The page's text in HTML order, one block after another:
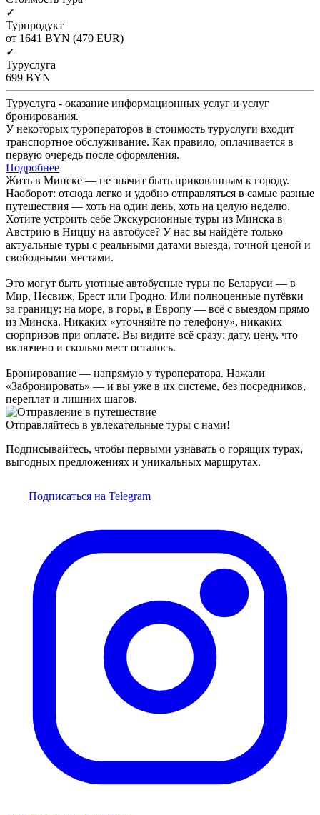
✓
Турпродукт
от 1641 BYN (470 EUR)
✓
Туруслуга
699 BYN
Туруслуга - оказание информационных услуг и услуг
бронирования.
У некоторых туроператоров в стоимость туруслуги входит
транспортное обслуживание. Как правило, оплачивается в
первую очередь после оформления.
Подробнее
Жить в Минске — не значит быть прикованным к городу.
Наоборот: отсюда легко и удобно отправляться в самые разные
путешествия — хоть на один день, хоть на целую неделю.
Хотите устроить себе Экскурсионные туры из Минска в
Австрию в Ниццу на автобусе? У нас вы найдёте только
актуальные туры с реальными датами выезда, точной ценой и
свободными местами.
Это могут быть уютные автобусные туры по Беларуси — в
Мир, Несвиж, Брест или Гродно. Или полноценные путёвки
за границу: на море, в горы, в Европу — всё с выездом прямо
из Минска. Никаких «уточняйте по телефону», никаких
сюрпризов при оплате. Вы видите всё сразу: дату, цену, что
включено и сколько мест осталось.
Бронирование — напрямую у туроператора. Нажали
«Забронировать» — и вы уже в их системе, без посредников,
переплат и лишних шагов.
Отправляйтесь в увлекательные туры с нами!
Подписывайтесь, чтобы первыми узнавать о горящих турах,
выгодных предложениях и уникальных маршрутах.
Подписаться на Telegram